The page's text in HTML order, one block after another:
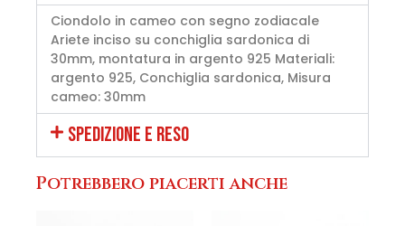
Ciondolo in cameo con segno zodiacale
Ariete inciso su conchiglia sardonica di
30mm, montatura in argento 925 Materiali:
argento 925, Conchiglia sardonica, Misura
cameo: 30mm
SPEDIZIONE E RESO
Potrebbero piacerti anche